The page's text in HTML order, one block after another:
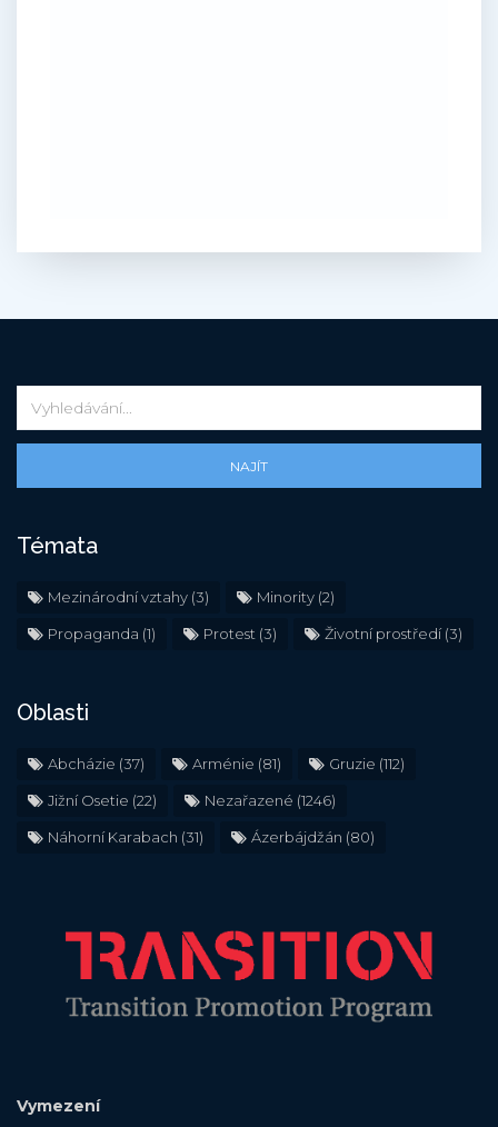
NAJÍT
Témata
Mezinárodní vztahy (3) Minority (2)
Propaganda (1) Protest (3) Životní prostředí(3)
Oblasti
Abcházie (37) Arménie (81) Gruzie (112)
Jižní Osetie (22) Nezařazené (1246)
Náhorní Karabach (31) Ázerbájdžán (80)
Vymezení